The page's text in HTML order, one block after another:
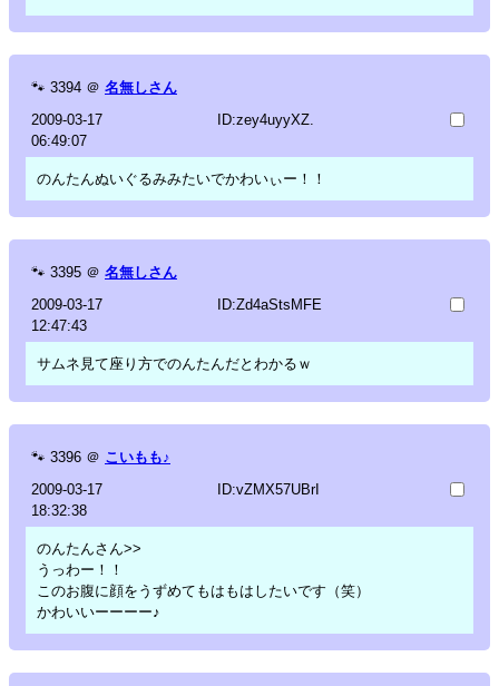
🐾 3394 ＠ 名無しさん
2009-03-17
06:49:07
ID:zey4uyyXZ.
のんたんぬいぐるみみたいでかわいぃー！！
🐾 3395 ＠ 名無しさん
2009-03-17
12:47:43
ID:Zd4aStsMFE
サムネ見て座り方でのんたんだとわかるｗ
🐾 3396 ＠ こいもも♪
2009-03-17
18:32:38
ID:vZMX57UBrI
のんたんさん>>
うっわー！！
このお腹に顔をうずめてもはもはしたいです（笑）
かわいいーーーー♪